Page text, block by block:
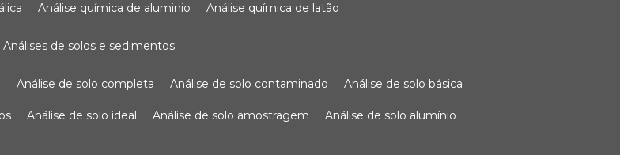
análise química de aluminio análise química de latão
análises de solos e sedimentos
análise de solo completa análise de solo contaminado análise de solo básica
análise de solo ideal análise de solo amostragem análise de solo alumínio